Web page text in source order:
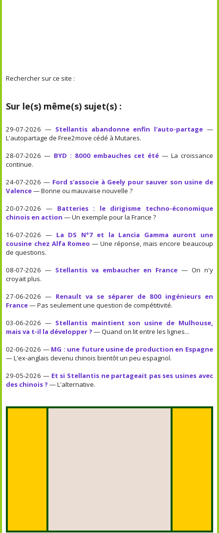
Rechercher sur ce site :
Sur le(s) même(s) sujet(s) :
29-07-2026 — Stellantis abandonne enfin l'auto-partage—
L'autopartage de Free2move cédé à Mutares.
28-07-2026 — BYD : 8000 embauches cet été— La croissance
continue.
24-07-2026 — Ford s'associe à Geely pour sauver son usine de
Valence— Bonne ou mauvaise nouvelle ?
20-07-2026 — Batteries : le dirigisme techno-économique
chinois en action — Un exemple pour la France ?
16-07-2026 — La DS N°7 et la Lancia Gamma auront une
cousine chez Alfa Romeo — Une réponse, mais encore beaucoup
de questions.
08-07-2026 — Stellantis va embaucher en France — On n'y
croyait plus.
27-06-2026 — Renault va se séparer de 800 ingénieurs en
France— Pas seulement une question de compétitivité.
03-06-2026 — Stellantis maintient son usine de Mulhouse,
mais va t-il la développer ? — Quand on lit entre les lignes...
02-06-2026 — MG : une future usine de production en Espagne
— L'ex-anglais devenu chinois bientôt un peu espagnol.
29-05-2026 — Et si Stellantis ne partageait pas ses usines avec
des chinois ? — L'alternative.